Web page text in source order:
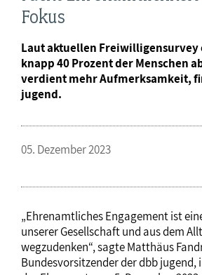
Fokus
Laut aktuellen Freiwilligensurvey
knapp 40 Prozent der Menschen
verdient mehr Aufmerksamkeit,
jugend.
05. Dezember 2023
„Ehrenamtliches Engagement ist
unserer Gesellschaft und aus dem
wegzudenken“, sagte Matthäus
Bundesvorsitzender der dbb jugend,